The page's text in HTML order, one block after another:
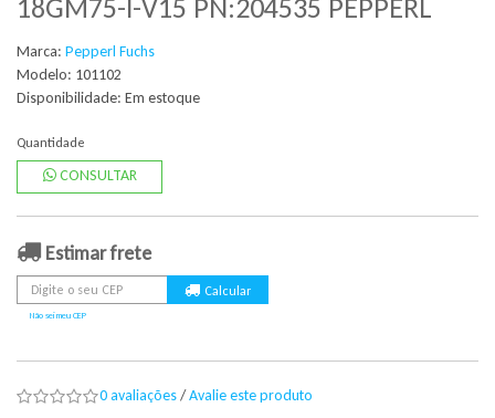
18GM75-I-V15 PN:204535 PEPPERL
Marca: Pepperl Fuchs
Modelo: 101102
Disponibilidade: Em estoque
Quantidade
CONSULTAR
Estimar frete
Não sei meu CEP
0 avaliações/Avalie este produto